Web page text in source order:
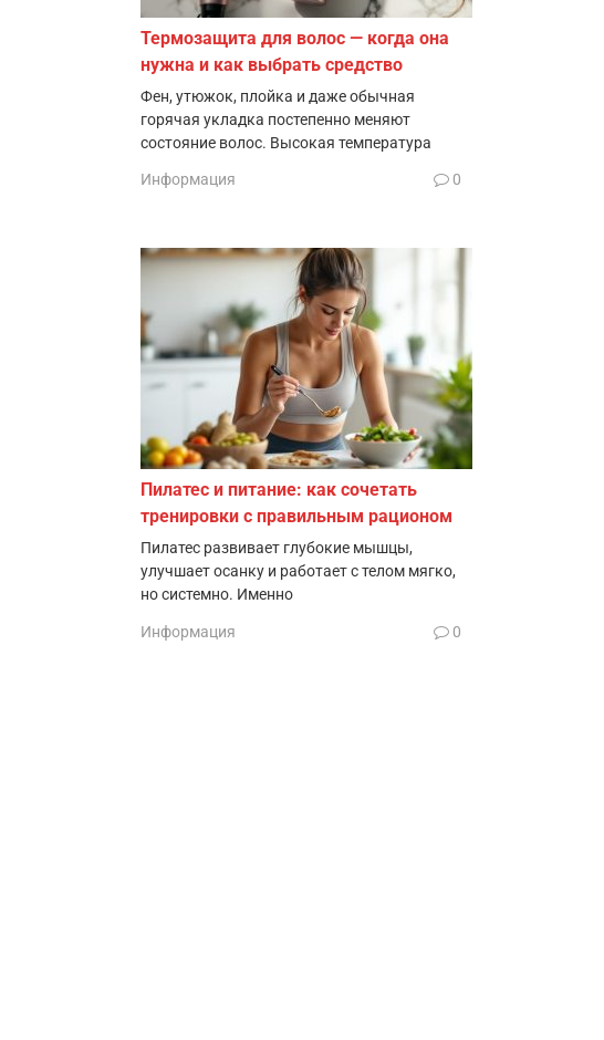
Термозащита для волос — когда она
нужна и как выбрать средство
Фен, утюжок, плойка и даже обычная
горячая укладка постепенно меняют
состояние волос. Высокая температура
Информация 0
Пилатес и питание: как сочетать
тренировки с правильным рационом
Пилатес развивает глубокие мышцы,
улучшает осанку и работает с телом мягко,
но системно. Именно
Информация 0